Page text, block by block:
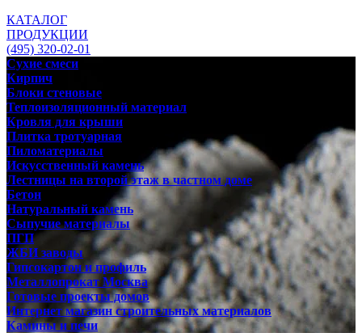
КАТАЛОГ
ПРОДУКЦИИ
(495) 320-02-01
Сухие смеси
Кирпич
Блоки стеновые
Теплоизоляционный материал
Кровля для крыши
Плитка тротуарная
Пиломатериалы
Искусственный камень
Лестницы на второй этаж в частном доме
Бетон
Натуральный камень
Сыпучие материалы
ПГП
ЖБИ заводы
Гипсокартон и профиль
Металлопрокат Москва
Готовые проекты домов
Интернет магазин строительных материалов
Камины и печи